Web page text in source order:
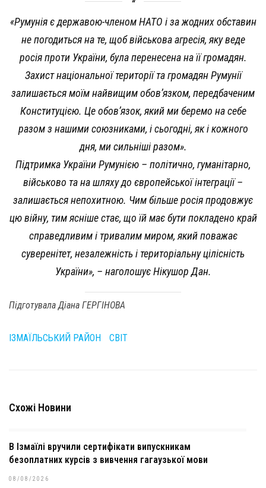
«Румунія є державою-членом НАТО і за жодних обставин
не погодиться на те, щоб військова агресія, яку веде
росія проти України, була перенесена на її громадян.
Захист національної території та громадян Румунії
залишається моїм найвищим обов’язком, передбаченим
Конституцією. Це обов’язок, який ми беремо на себе
разом з нашими союзниками, і сьогодні, як і кожного
дня, ми сильніші разом».
Підтримка України Румунією – політично, гуманітарно,
військово та на шляху до європейської інтеграції –
залишається непохитною. Чим більше росія продовжує
цю війну, тим ясніше стає, що їй має бути покладено край
справедливим і тривалим миром, який поважає
суверенітет, незалежність і територіальну цілісність
України», – наголошує Нікушор Дан.
Підготувала Діана ГЕРГІНОВА
ІЗМАЇЛЬСЬКИЙ РАЙОН СВІТ
Схожі Новини
В Ізмаїлі вручили сертифікати випускникам
безоплатних курсів з вивчення гагаузької мови
08/08/2026